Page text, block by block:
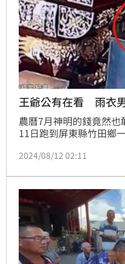
王爺公有在看 雨衣
農曆7月神明的錢竟然也
11日跑到屏東縣竹田鄉
調閱監視器則是發現，
2024/08/12 02:11